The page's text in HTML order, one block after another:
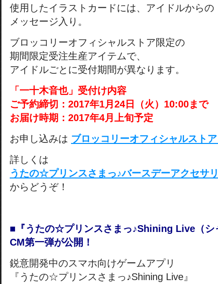
使用したイラストカードには、アイドルからの
メッセージ入り。
ブロッコリーオフィシャルストア限定の
期間限定受注生産アイテムで、
アイドルごとに受付期間が異なります。
「一十木音也」受付け内容
ご予約締切：2017年1月24日（火）10:00まで
お届け時期：2017年4月上旬予定
お申し込みは ブロッコリーオフィシャルスト
詳しくは
うたの☆プリンスさまっ♪バースデーアクセサ
からどうぞ！
■『うたの☆プリンスさまっ♪Shining Live（シ
CM第一弾が公開！
鋭意開発中のスマホ向けゲームアプリ
『うたの☆プリンスさまっ♪Shining Live』